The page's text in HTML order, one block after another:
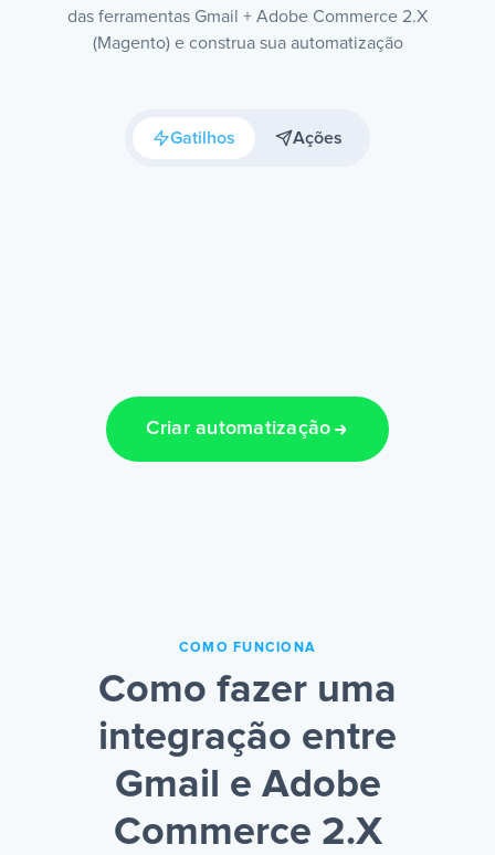
das ferramentas Gmail + Adobe Commerce 2.X
(Magento) e construa sua automatização
Gatilhos Ações
Criar automatização
COMO FUNCIONA
Como fazer uma
integração entre
Gmail e Adobe
Commerce 2.X